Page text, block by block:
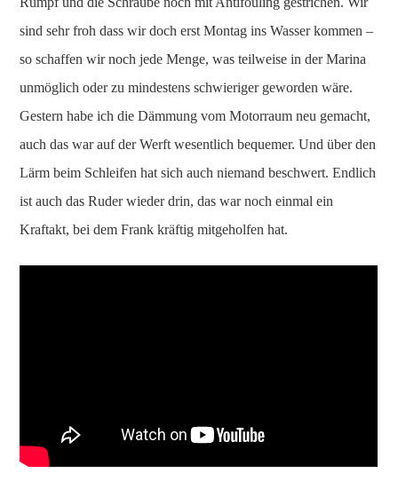
sind sehr froh dass wir doch erst Montag ins Wasser kommen –
so schaffen wir noch jede Menge, was teilweise in der Marina
unmöglich oder zu mindestens schwieriger geworden wäre.
Gestern habe ich die Dämmung vom Motorraum neu gemacht,
auch das war auf der Werft wesentlich bequemer. Und über den
Lärm beim Schleifen hat sich auch niemand beschwert. Endlich
ist auch das Ruder wieder drin, das war noch einmal ein
Kraftakt, bei dem Frank kräftig mitgeholfen hat.